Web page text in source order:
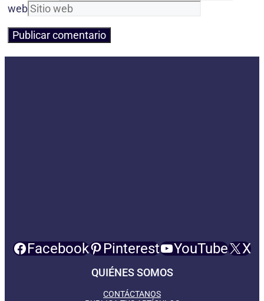
web
Facebook Pinterest YouTube X
QUIÉNES SOMOS
CONTÁCTANOS